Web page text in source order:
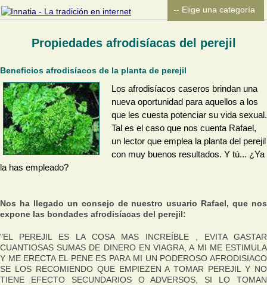
Propiedades afrodisíacas del perejil
Beneficios afrodisíacos de la planta de perejil
Los afrodisíacos caseros brindan una
nueva oportunidad para aquellos a los
que les cuesta potenciar su vida sexual.
Tal es el caso que nos cuenta Rafael,
un lector que emplea la planta del perejil
con muy buenos resultados. Y tú... ¿Ya
la has empleado?
Nos ha llegado un consejo de nuestro usuario Rafael, que nos
expone las bondades afrodisíacas del perejil:
"EL PEREJIL ES LA COSA MAS INCREÍBLE , EVITA GASTAR
CUANTIOSAS SUMAS DE DINERO EN VIAGRA, A MI ME ESTIMULA
Y ME ERECTA EL PENE ES PARA MI UN PODEROSO AFRODISIACO
SE LOS RECOMIENDO QUE EMPIEZEN A TOMAR PEREJIL Y NO
TIENE EFECTO SECUNDARIOS O ADVERSOS, SI LO TOMAN